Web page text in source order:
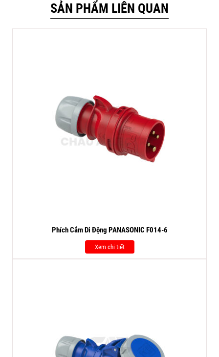
SẢN PHẨM LIÊN QUAN
Phích Cắm Di Động PANASONIC F014-6
Xem chi tiết